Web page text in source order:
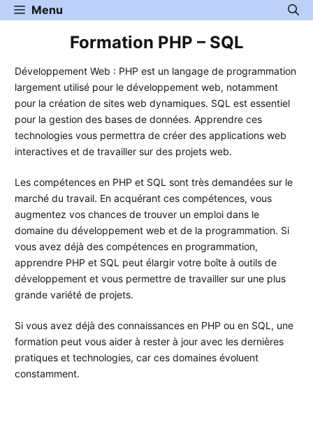
Aller
au
Menu
Formation PHP – SQL
Développement Web : PHP est un langage de programmation
largement utilisé pour le développement web, notamment
pour la création de sites web dynamiques. SQL est essentiel
pour la gestion des bases de données. Apprendre ces
technologies vous permettra de créer des applications web
interactives et de travailler sur des projets web.
Les compétences en PHP et SQL sont très demandées sur le
marché du travail. En acquérant ces compétences, vous
augmentez vos chances de trouver un emploi dans le
domaine du développement web et de la programmation. Si
vous avez déjà des compétences en programmation,
apprendre PHP et SQL peut élargir votre boîte à outils de
développement et vous permettre de travailler sur une plus
grande variété de projets.
Si vous avez déjà des connaissances en PHP ou en SQL, une
formation peut vous aider à rester à jour avec les dernières
pratiques et technologies, car ces domaines évoluent
constamment.